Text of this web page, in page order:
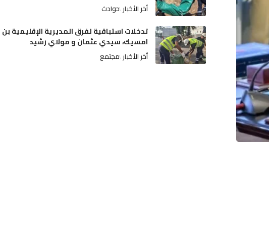
أخر الأخبار حوادث
تدخلات استباقية لفرق المديرية الإقليمية بن
امسيك، سيدي عثمان و مولاي رشيد
أخر الأخبار مجتمع